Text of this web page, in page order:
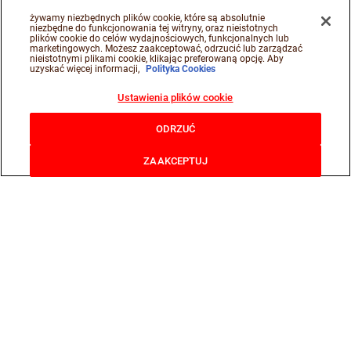
żywamy niezbędnych plików cookie, które są absolutnie
niezbędne do funkcjonowania tej witryny, oraz nieistotnych
plików cookie do celów wydajnościowych, funkcjonalnych lub
marketingowych. Możesz zaakceptować, odrzucić lub zarządzać
nieistotnymi plikami cookie, klikając preferowaną opcję. Aby
uzyskać więcej informacji,
Polityka Cookies
Ustawienia plików cookie
ODRZUĆ
ZAAKCEPTUJ